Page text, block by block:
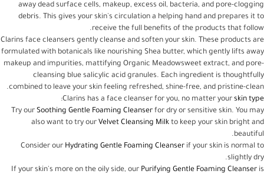
away dead surface cells, makeup, excess oil, bacteria, and pore-clogging
debris. This gives your skin's circulation a helping hand and prepares it to
receive the full benefits of the products that follow.
Clarins face cleansers gently cleanse and soften your skin. These products are
formulated with botanicals like nourishing Shea butter, which gently lifts away
makeup and impurities, mattifying Organic Meadowsweet extract, and pore-
cleansing blue salicylic acid granules. Each ingredient is thoughtfully
combined to leave your skin feeling refreshed, shine-free, and pristine-clean.
Clarins has a face cleanser for you, no matter your skin type
:
Try our Soothing Gentle Foaming Cleanser for dry or sensitive skin. You may
also want to try our Velvet Cleansing Milk to keep your skin bright and
beautiful.
Consider our Hydrating Gentle Foaming Cleanser if your skin is normal to
slightly dry.
If your skin's more on the oily side, our Purifying Gentle Foaming Cleanser is